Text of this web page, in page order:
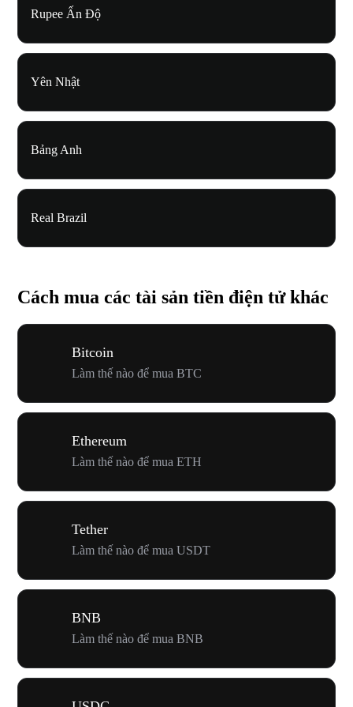
Rupee Ấn Độ
Yên Nhật
Bảng Anh
Real Brazil
Cách mua các tài sản tiền điện tử khác
Bitcoin
Làm thế nào để mua BTC
Ethereum
Làm thế nào để mua ETH
Tether
Làm thế nào để mua USDT
BNB
Làm thế nào để mua BNB